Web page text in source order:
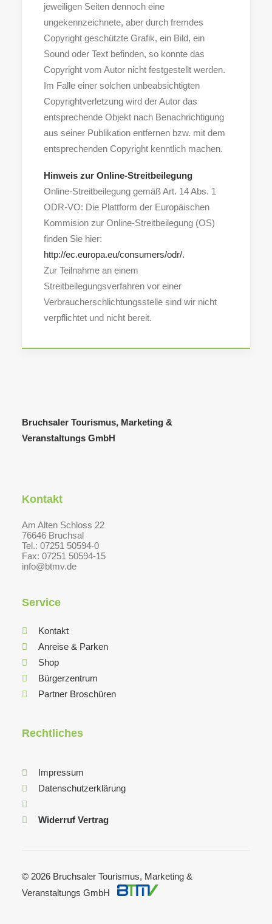
jeweiligen Seiten dennoch eine
ungekennzeichnete, aber durch fremdes
Copyright geschützte Grafik, ein Bild, ein
Sound oder Text befinden, so konnte das
Copyright vom Autor nicht festgestellt werden.
Im Falle einer solchen unbeabsichtigten
Copyrightverletzung wird der Autor das
entsprechende Objekt nach Benachrichtigung
aus seiner Publikation entfernen bzw. mit dem
entsprechenden Copyright kenntlich machen.
Hinweis zur Online-Streitbeilegung
Online-Streitbeilegung gemäß Art. 14 Abs. 1
ODR-VO: Die Plattform der Europäischen
Kommision zur Online-Streitbeilegung (OS)
finden Sie hier:
http://ec.europa.eu/consumers/odr/.
Zur Teilnahme an einem
Streitbeilegungsverfahren vor einer
Verbraucherschlichtungsstelle sind wir nicht
verpflichtet und nicht bereit.
Bruchsaler Tourismus, Marketing &
Veranstaltungs GmbH
Kontakt
Am Alten Schloss 22
76646 Bruchsal
Tel.: 07251 50594-0
Fax: 07251 50594-15
info@btmv.de
Service
Kontakt
Anreise & Parken
Shop
Bürgerzentrum
Partner Broschüren
Rechtliches
Impressum
Datenschutzerklärung
Widerruf Vertrag
© 2026 Bruchsaler Tourismus, Marketing &
Veranstaltungs GmbH